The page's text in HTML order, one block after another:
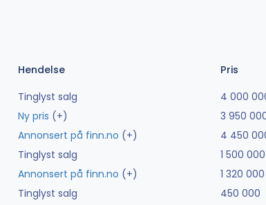
Hendelse
Pris
Tinglyst salg
4 000
Ny pris (+)
3 950
Annonsert på finn.no (+)
4 450
Tinglyst salg
1 500 000
Annonsert på finn.no (+)
1 320 000
Tinglyst salg
450 000